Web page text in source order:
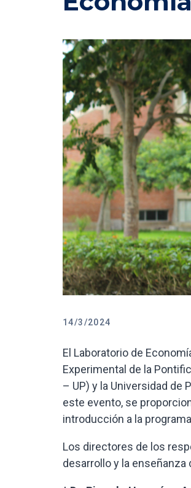
14/3/2024
El Laboratorio de
Experimental de la
– UP) y la Universidad de
este evento, se
introducción a la
Los directores de los
desarrollo y la enseñanza